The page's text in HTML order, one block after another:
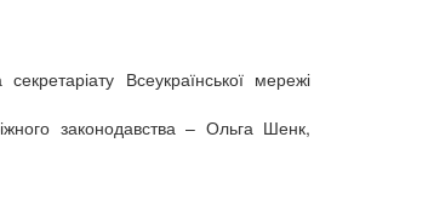
Всеукраїнської мережі
законодавства – Ольга Шенк,